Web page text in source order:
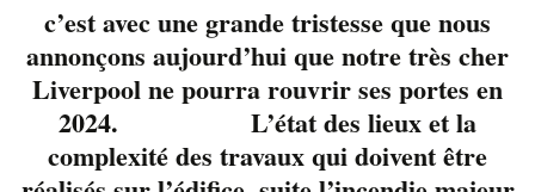
c’est avec une grande tristesse que nous
annonçons aujourd’hui que notre très cher
Liverpool ne pourra rouvrir ses portes en
2024. L’état des lieux et la
complexité des travaux qui doivent être